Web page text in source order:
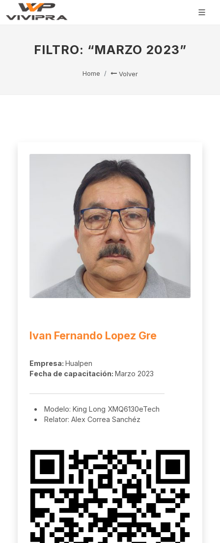
FILTRO: “MARZO 2023”
Home Volver
Ivan Fernando Lopez Gre
Empresa: Hualpen
Fecha de capacitación: Marzo 2023
Modelo: King Long XMQ6130eTech
Relator: Alex Correa Sanchéz